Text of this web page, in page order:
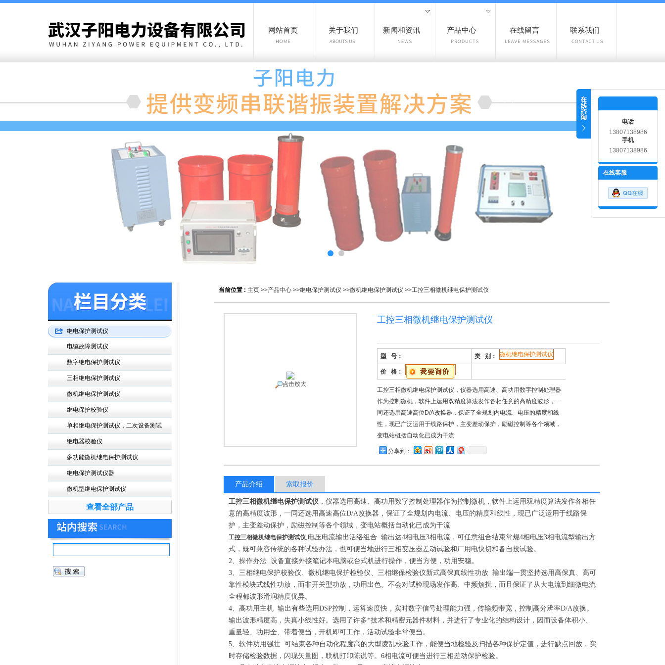
网站首页 关于我们 新闻和资讯 产品中心 在线留言 联系我们
当前位置 : 主页 >>产品中心 >>继电保护测试仪 >>微机继电保护测试仪 >>工控三相微机继电保护测试仪
工控三相微机继电保护测试仪
型 号： 类 别： 微机继电保护测试仪
价 格：
工控三相微机继电保护测试仪，仪器选用高速、高功用数字控制处理器
作为控制微机，软件上运用双精度算法发作各相任意的高精度波形，一
同还选用高速高位D/A改换器，保证了全规划内电流、电压的精度和线
性，现已广泛运用于线路保护，主变差动保护，励磁控制等各个领域，
变电站概括自动化已成为干流
分享到：
点击放大
产品介绍 索取报价
工控三相微机继电保护测试仪 ，仪器选用高速、高功用数字控制处理器作为控制微机，软件上运用双精度算法发作各相任
意的高精度波形，一同还选用高速高位D/A改换器，保证了全规划内电流、电压的精度和线性，现已广泛运用于线路保
护，主变差动保护，励磁控制等各个领域，变电站概括自动化已成为干流
工控三相微机继电保护测试仪,电压电流输出活络组合 输出达4相电压3相电流，可任意组合结束常规4相电压3相电流型输出方
式，既可兼容传统的各种试验办法，也可便当地进行三相变压器差动试验和厂用电快切和备自投试验。
2、操作办法 设备直接外接笔记本电脑或台式机进行操作，便当方便，功用安稳。
3、三相继电保护校验仪、微机继电保护检验仪、三相继保检验仪新式高保真线性功放 输出端一贯坚持选用高保真、高可
靠性模块式线性功放，而非开关型功放，功用出色。不会对试验现场发作高、中频烦扰，而且保证了从大电流到细微电流
全程都波形滑润精度优异。
4、高功用主机 输出有些选用DSP控制，运算速度快，实时数字信号处理能力强，传输频带宽，控制高分辨率D/A改换。
输出波形精度高，失真小线性好。选用了许多*技术和精密元器件材料，并进行了专业化的结构设计，因而设备体积小、
重量轻、功用全、带着便当，开机即可工作，活动试验非常便当。
5、软件功用强壮 可结束各种自动化程度高的大型凌乱校验工作，能便当地检验及扫描各种保护定值，进行缺点回放，实
时存储检验数据，闪现矢量图，联机打印陈说等。6相电流可便当进行三相差动保护检验。
继电保护测试仪
电缆故障测试仪
数字继电保护测试仪
三相继电保护测试仪
微机继电保护测试仪
继电保护校验仪
单相继电保护测试仪，二次设备测试
继电器校验仪
多功能微机继电保护测试仪
继电保护测试仪器
微机型继电保护测试仪
查看全部产品
电话
13807138986
手机
13807138986
在线客服